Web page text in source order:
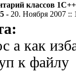
классов
- 20. Ноября 2007 ::
а как
к фaйлy